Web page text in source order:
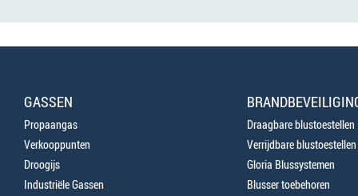
GASSEN
Propaangas
Verkooppunten
Droogijs
Industriële Gassen
Draagbare blustoestellen
Verrijdbare blustoestellen
Gloria Blussystemen
Blusser toebehoren